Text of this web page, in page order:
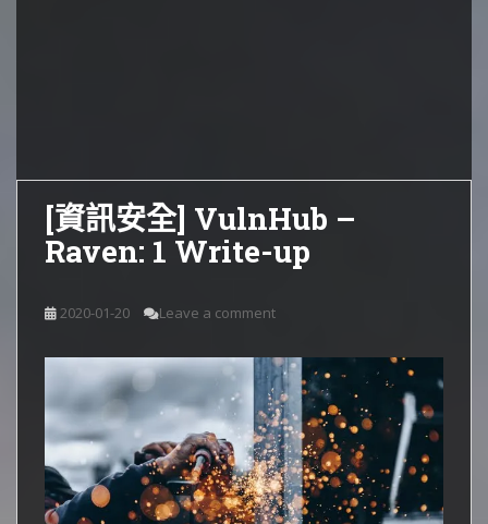
[資訊安全] VulnHub –
Raven: 1 Write-up
2020-01-20 Leave a comment